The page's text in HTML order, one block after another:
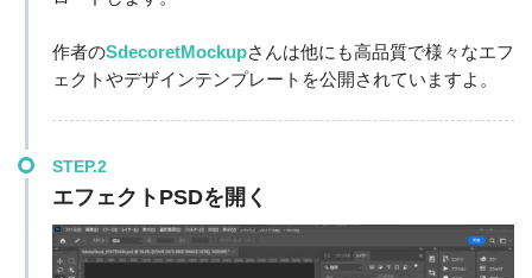
作者のSdecoretMockupさんは他にも高品質で様々なエフ
ェクトやデザインテンプレートを公開されていますよ。
STEP.2
エフェクトPSDを開く